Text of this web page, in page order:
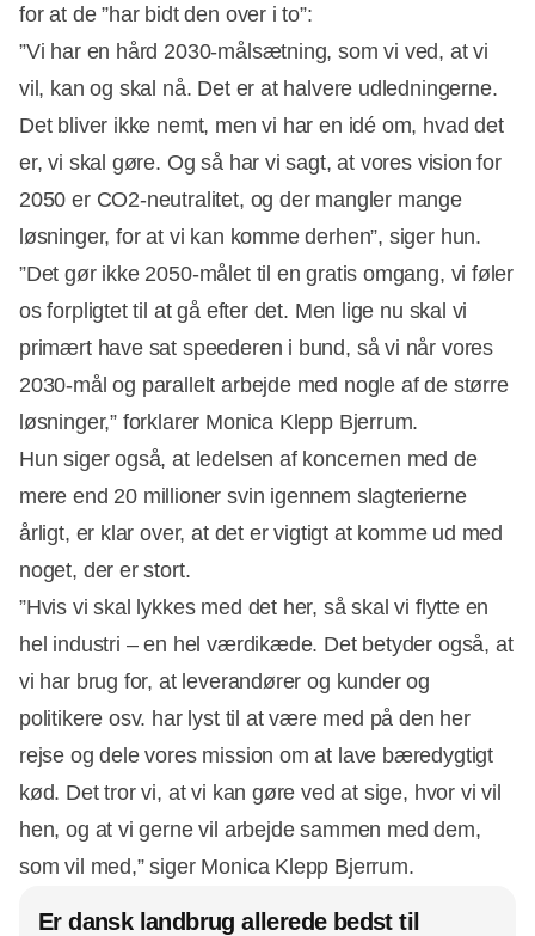
for at de ”har bidt den over i to”:
”Vi har en hård 2030-målsætning, som vi ved, at vi
vil, kan og skal nå. Det er at halvere udledningerne.
Det bliver ikke nemt, men vi har en idé om, hvad det
er, vi skal gøre. Og så har vi sagt, at vores vision for
2050 er CO2-neutralitet, og der mangler mange
løsninger, for at vi kan komme derhen”, siger hun.
”Det gør ikke 2050-målet til en gratis omgang, vi føler
os forpligtet til at gå efter det. Men lige nu skal vi
primært have sat speederen i bund, så vi når vores
2030-mål og parallelt arbejde med nogle af de større
løsninger,” forklarer Monica Klepp Bjerrum.
Hun siger også, at ledelsen af koncernen med de
mere end 20 millioner svin igennem slagterierne
årligt, er klar over, at det er vigtigt at komme ud med
noget, der er stort.
”Hvis vi skal lykkes med det her, så skal vi flytte en
hel industri – en hel værdikæde. Det betyder også, at
vi har brug for, at leverandører og kunder og
politikere osv. har lyst til at være med på den her
rejse og dele vores mission om at lave bæredygtigt
kød. Det tror vi, at vi kan gøre ved at sige, hvor vi vil
hen, og at vi gerne vil arbejde sammen med dem,
som vil med,” siger Monica Klepp Bjerrum.
Er dansk landbrug allerede bedst til